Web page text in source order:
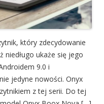
który zdecydowanie
niedługo ukaże się jego
9.0 i
jedyne nowości. Onyx
z tej serii. Do tej